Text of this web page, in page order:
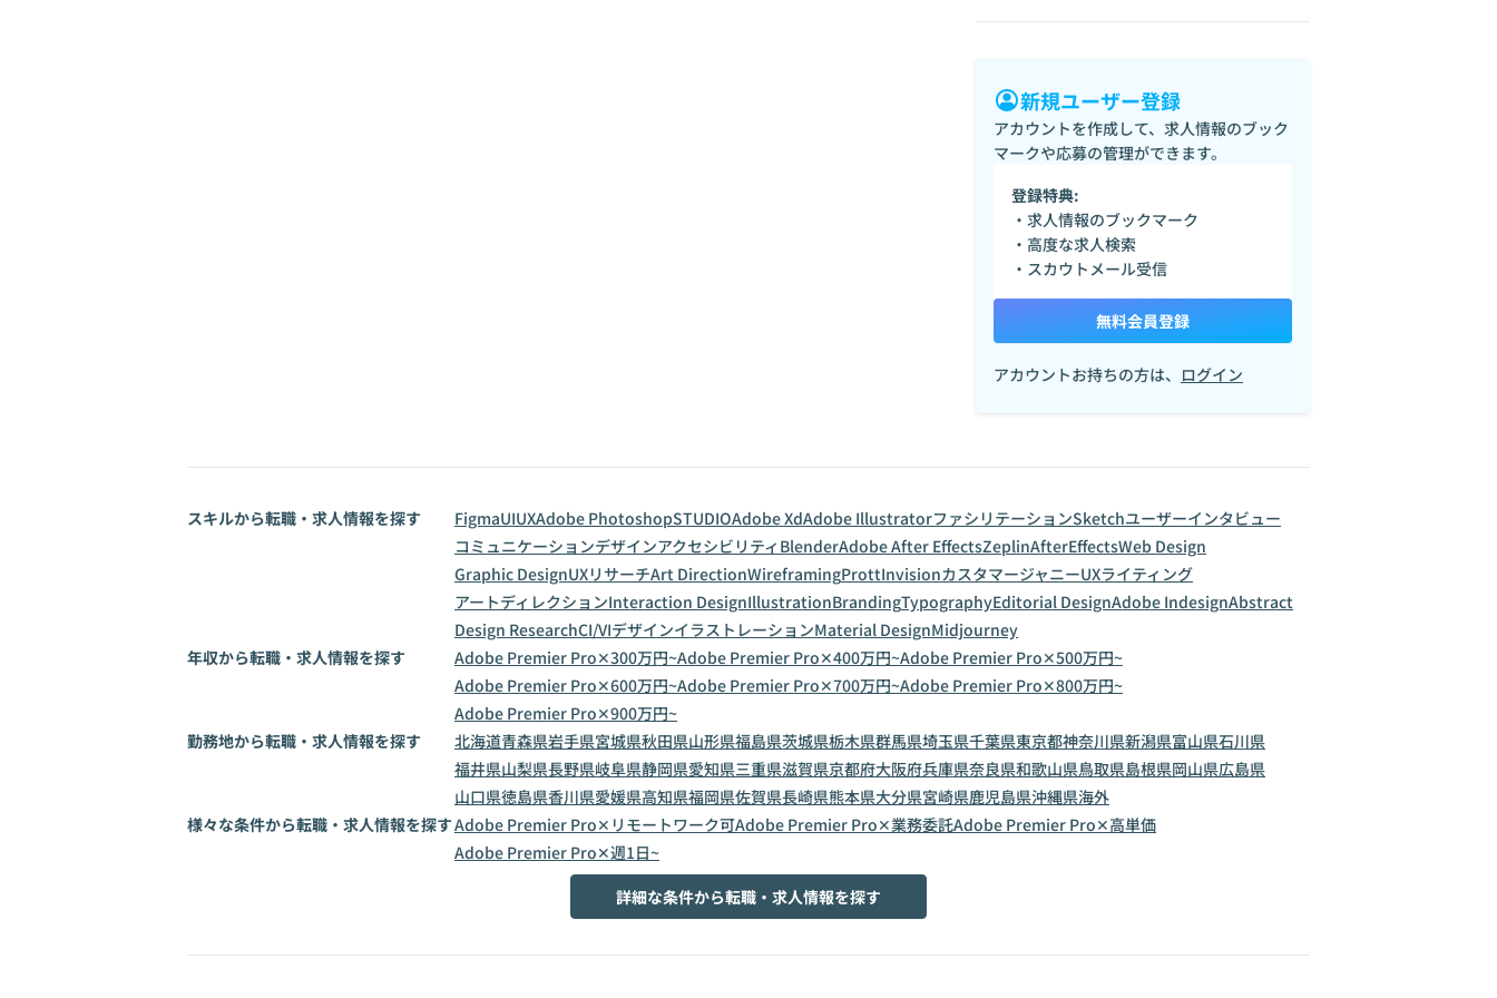
新規ユーザー登録
アカウントを作成して、求人情報のブック
マークや応募の管理ができます。
登録特典:
・求人情報のブックマーク
・高度な求人検索
・スカウトメール受信
無料会員登録
アカウントお持ちの方は、 ログイン
スキルから転職・求人情報を探す FigmaUIUXAdobe PhotoshopSTUDIOAdobe XdAdobe IllustratorファシリテーションSketchユーザーインタビュー
コミュニケーションデザインアクセシビリティ BlenderAdobe After EffectsZeplinAfterEffectsWeb Design
Graphic DesignUXリサーチArt DirectionWireframingProttInvisionカスタマージャニーUXライティング
アートディレクションInteraction DesignIllustrationBrandingTypographyEditorial DesignAdobe IndesignAbstract
Design ResearchCI/VIデザインイラストレーションMaterial DesignMidjourney
年収から転職・求人情報を探す
Adobe Premier Pro✕300万円~Adobe Premier Pro✕400万円~Adobe Premier Pro✕500万円~
Adobe Premier Pro✕600万円~Adobe Premier Pro✕700万円~Adobe Premier Pro✕800万円~
Adobe Premier Pro✕900万円~
勤務地から転職・求人情報を探す
北海道青森県岩手県宮城県秋田県山形県福島県茨城県栃木県群馬県埼玉県千葉県東京都神奈川県新潟県富山県石川県
福井県山梨県長野県岐阜県静岡県愛知県三重県滋賀県京都府大阪府兵庫県奈良県和歌山県鳥取県島根県岡山県広島県
山口県徳島県香川県愛媛県高知県福岡県佐賀県長崎県熊本県大分県宮崎県鹿児島県沖縄県海外
様々な条件から転職・求人情報を探すAdobe Premier Pro✕リモートワーク可Adobe Premier Pro✕業務委託Adobe Premier Pro✕高単価
Adobe Premier Pro✕週1日~
詳細な条件から転職・求人情報を探す